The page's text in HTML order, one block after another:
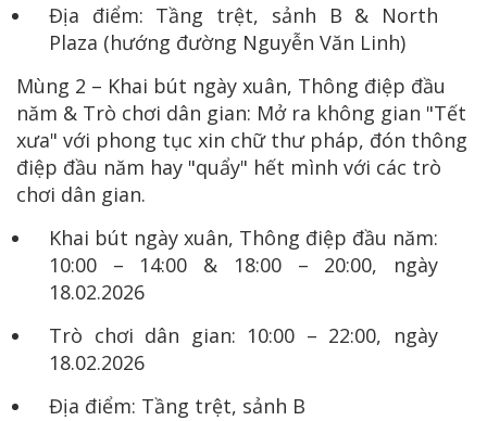
Địa điểm: Tầng trệt, sảnh B & North
Plaza (hướng đường Nguyễn Văn Linh)
Mùng 2 – Khai bút ngày xuân, Thông điệp đầu
năm & Trò chơi dân gian: Mở ra không gian "Tết
xưa" với phong tục xin chữ thư pháp, đón thông
điệp đầu năm hay "quẩy" hết mình với các trò
chơi dân gian.
Khai bút ngày xuân, Thông điệp đầu năm:
10:00 – 14:00 & 18:00 – 20:00, ngày
18.02.2026
Trò chơi dân gian: 10:00 – 22:00, ngày
18.02.2026
Địa điểm: Tầng trệt, sảnh B